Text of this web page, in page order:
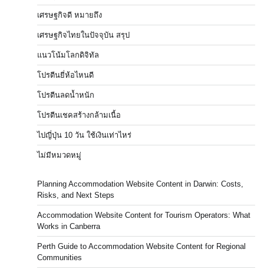
เศรษฐกิจดี หมายถึง
เศรษฐกิจไทยในปัจจุบัน สรุป
แนวโน้มโลกดิจิทัล
โปรตีนยี่ห้อไหนดี
โปรตีนลดน้ำหนัก
โปรตีนเชคสร้างกล้ามเนื้อ
ไปญี่ปุ่น 10 วัน ใช้เงินเท่าไหร่
ไม่มีหมวดหมู่
Planning Accommodation Website Content in Darwin: Costs,
Risks, and Next Steps
Accommodation Website Content for Tourism Operators: What
Works in Canberra
Perth Guide to Accommodation Website Content for Regional
Communities